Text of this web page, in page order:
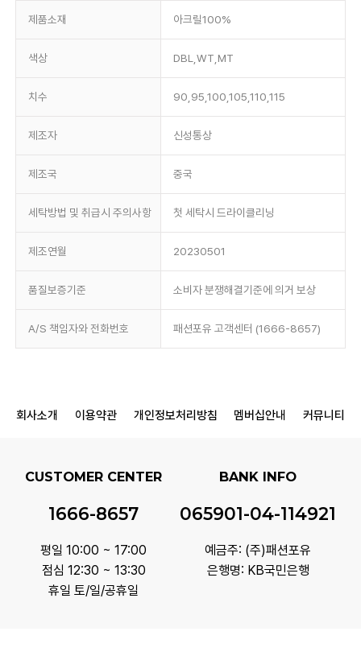
제품소재 아크릴100%
색상 DBL,WT,MT
치수 90,95,100,105,110,115
제조자 신성통상
제조국 중국
세탁방법 및 취급시 주의사항 첫 세탁시 드라이클리닝
제조연월 20230501
품질보증기준 소비자 분쟁해결기준에 의거 보상
A/S 책임자와 전화번호 패션포유 고객센터 (1666-8657)
회사소개 이용약관 개인정보처리방침 멤버십안내 커뮤니티
CUSTOMER CENTER
1666-8657
평일 10:00 ~ 17:00
점심 12:30 ~ 13:30
휴일 토/일/공휴일
BANK INFO
065901-04-114921
예금주: (주)패션포유
은행명: KB국민은행